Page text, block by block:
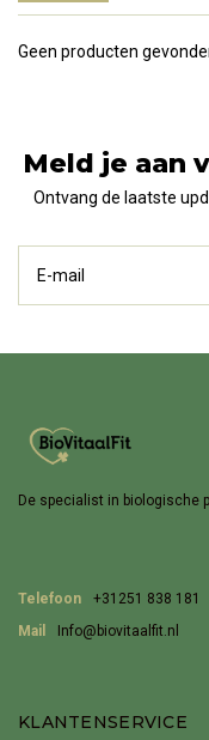
Geen producten
Meld je aan
Ontvang de laatste
De specialist in biologische
Telefoon
+31251 838 181
Mail
Info@biovitaalfit.nl
KLANTENSERVICE